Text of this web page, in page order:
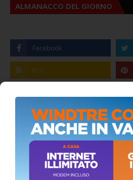
ALMANACCO DEL GIORNO
Coronavirus:
ai cittadini
Domenica, Novembre 22,